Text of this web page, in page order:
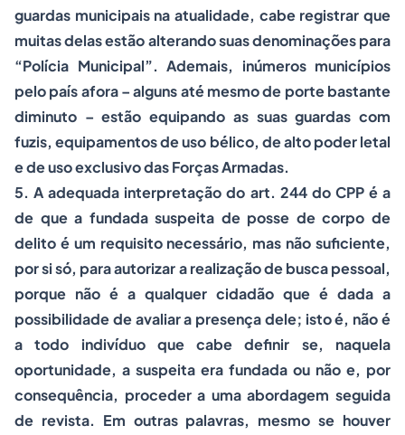
guardas municipais na atualidade, cabe registrar que
muitas delas estão alterando suas denominações para
“Polícia Municipal”. Ademais, inúmeros municípios
pelo país afora – alguns até mesmo de porte bastante
diminuto – estão equipando as suas guardas com
fuzis, equipamentos de uso bélico, de alto poder letal
e de uso exclusivo das Forças Armadas.
5. A adequada interpretação do art. 244 do CPP é a
de que a fundada suspeita de posse de corpo de
delito é um requisito necessário, mas não suficiente,
por si só, para autorizar a realização de busca pessoal,
porque não é a qualquer cidadão que é dada a
possibilidade de avaliar a presença dele; isto é, não é
a todo indivíduo que cabe definir se, naquela
oportunidade, a suspeita era fundada ou não e, por
consequência, proceder a uma abordagem seguida
de revista. Em outras palavras, mesmo se houver